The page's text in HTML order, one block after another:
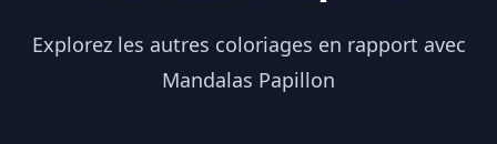
Explorez les autres coloriages en rapport avec
Mandalas Papillon